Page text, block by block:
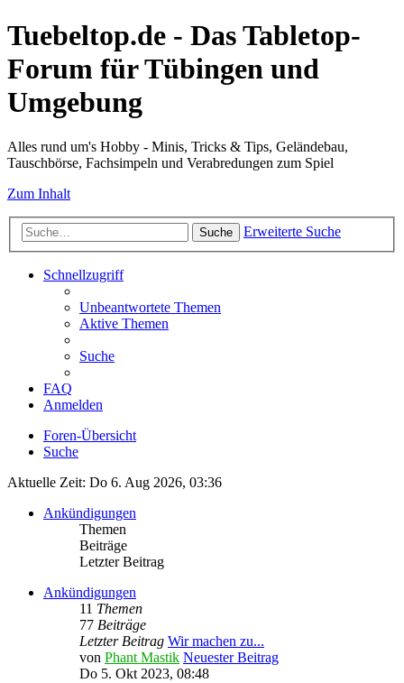
Tuebeltop.de - Das Tabletop-
Forum für Tübingen und
Umgebung
Alles rund um's Hobby - Minis, Tricks & Tips, Geländebau,
Tauschbörse, Fachsimpeln und Verabredungen zum Spiel
Zum Inhalt
Suche Erweiterte Suche
Schnellzugriff
Unbeantwortete Themen
Aktive Themen
Suche
FAQ
Anmelden
Foren-Übersicht
Suche
Aktuelle Zeit: Do 6. Aug 2026, 03:36
Ankündigungen
Themen
Beiträge
Letzter Beitrag
Ankündigungen
11 Themen
77 Beiträge
Letzter Beitrag Wir machen zu...
von Phant Mastik Neuester Beitrag
Do 5. Okt 2023, 08:48